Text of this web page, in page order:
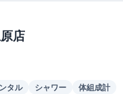
店
タル シャワー
体組成計